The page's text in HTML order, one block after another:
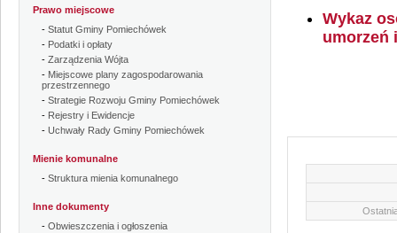
Prawo miejscowe
- Statut Gminy Pomiechówek
- Podatki i opłaty
- Zarządzenia Wójta
- Miejscowe plany zagospodarowania
przestrzennego
- Strategie Rozwoju Gminy Pomiechówek
- Rejestry i Ewidencje
- Uchwały Rady Gminy Pomiechówek
Mienie komunalne
- Struktura mienia komunalnego
Inne dokumenty
- Obwieszczenia i ogłoszenia
Wykaz
umorzeń